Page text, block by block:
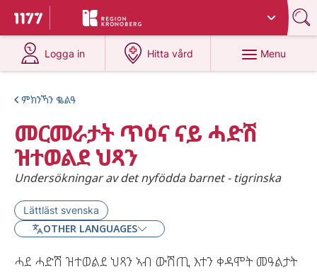
To start page for 1177
Du har valt region
Logga in
at 1177.se
Hitta vård
at 1177.se
Menu
ምክንኻን ቈልዓ
መርመራታት ጥዕና ናይ ሓድሽ
ዝተወልደ ህጻን
Undersökningar av det nyfödda barnet - tigrinska
Lättläst svenska
OTHER LANGUAGES
ሓደ ሓድሽ ዝተወልደ ህጻን ኣብ ውሽጢ እተን ቀዳሞት መዓልታት